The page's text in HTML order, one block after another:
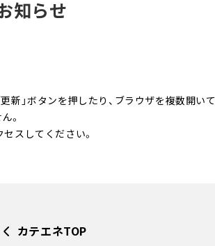
知らせ
新」ボタンを押したり、ブラウザを複数開いて
。
セスしてください。
カテエネTOP